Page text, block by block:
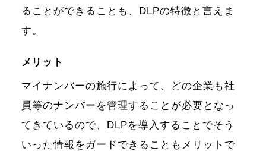
ることができることも、DLPの特徴と言えま
す。
メリット
マイナンバーの施行によって、どの企業も社
員等のナンバーを管理することが必要となっ
てきているので、DLPを導入することでそう
いった情報をガードできることもメリットで